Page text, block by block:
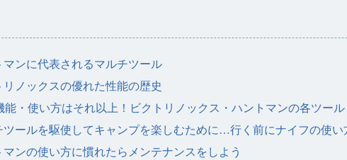
マンに代表されるマルチツール
リノックスの優れた性能の歴史
能・使い方はそれ以上！ビクトリノックス・ハントマンの各ツール
ツールを駆使してキャンプを楽しむために…行く前にナイフの使い
ンの使い方に慣れたらメンテナンスをしよう